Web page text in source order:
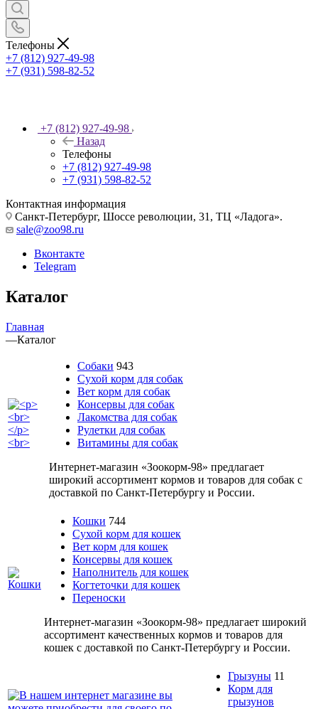
Телефоны
+7 (812) 927-49-98
+7 (931) 598-82-52
+7 (812) 927-49-98
Назад
Телефоны
+7 (812) 927-49-98
+7 (931) 598-82-52
Контактная информация
Санкт-Петербург, Шоссе революции, 31, ТЦ «Ладога».
sale@zoo98.ru
Вконтакте
Telegram
Каталог
Главная
—Каталог
Собаки 943
Сухой корм для собак
Вет корм для собак
Консервы для собак
Лакомства для собак
Рулетки для собак
Витамины для собак
Интернет-магазин «Зоокорм-98» предлагает
широкий ассортимент кормов и товаров для собак с
доставкой по Санкт-Петербургу и России.
Кошки 744
Сухой корм для кошек
Вет корм для кошек
Консервы для кошек
Наполнитель для кошек
Когтеточки для кошек
Переноски
Интернет-магазин «Зоокорм-98» предлагает широкий
ассортимент качественных кормов и товаров для
кошек с доставкой по Санкт-Петербургу и России.
Грызуны 11
Корм для
грызунов